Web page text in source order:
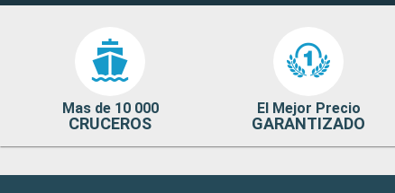
Mas de 10 000
CRUCEROS
El Mejor Precio
GARANTIZADO